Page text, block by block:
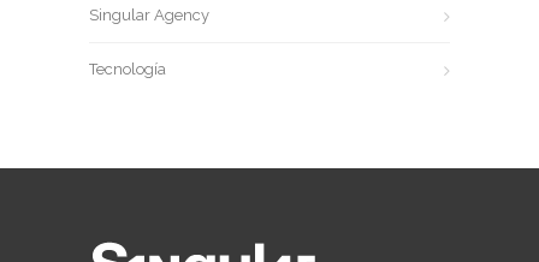
Singular Agency
Tecnología